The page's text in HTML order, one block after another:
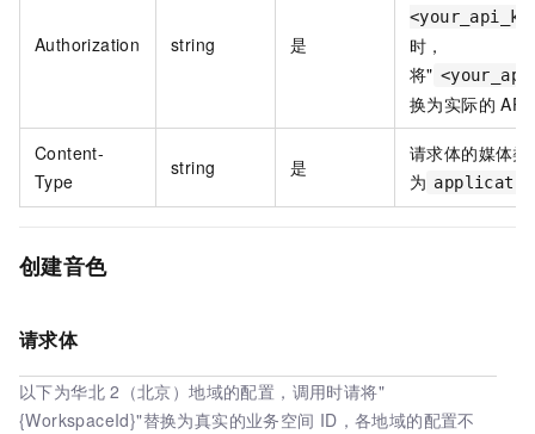
Authorization string 是
时，
将"
换为实际的 API
Content-
Type
string 是
请求体的媒体
为
创建音色
请求体
以下为华北 2（北京）地域的配置，调用时请将"
{WorkspaceId}"替换为真实的业务空间 ID，各地域的配置不